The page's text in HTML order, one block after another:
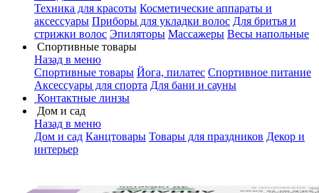
Техника для красоты Косметические аппараты и
аксессуары Приборы для укладки волос Для бритья и
стрижки волос Эпиляторы Массажеры Весы напольные
Спортивные товары
Назад в меню
Спортивные товары Йога, пилатес Спортивное питание
Аксессуары для спорта Для бани и сауны
Контактные линзы
Дом и сад
Назад в меню
Дом и сад Канцтовары Товары для праздников Декор и
интерьер